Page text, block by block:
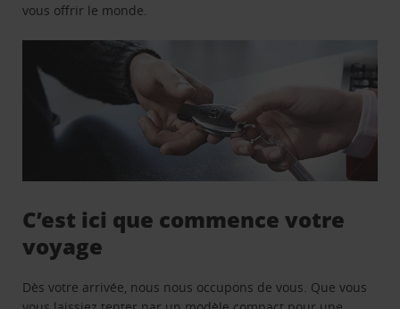
vous offrir le monde.
C’est ici que commence votre
voyage
Dès votre arrivée, nous nous occupons de vous. Que vous